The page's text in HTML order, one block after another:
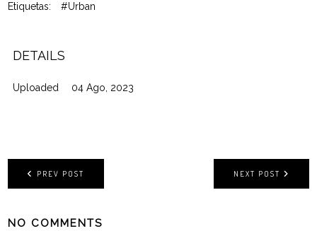
Etiquetas:
#Urban
DETAILS
Uploaded 04 Ago, 2023
NEXT POST
PREV POST
NO COMMENTS